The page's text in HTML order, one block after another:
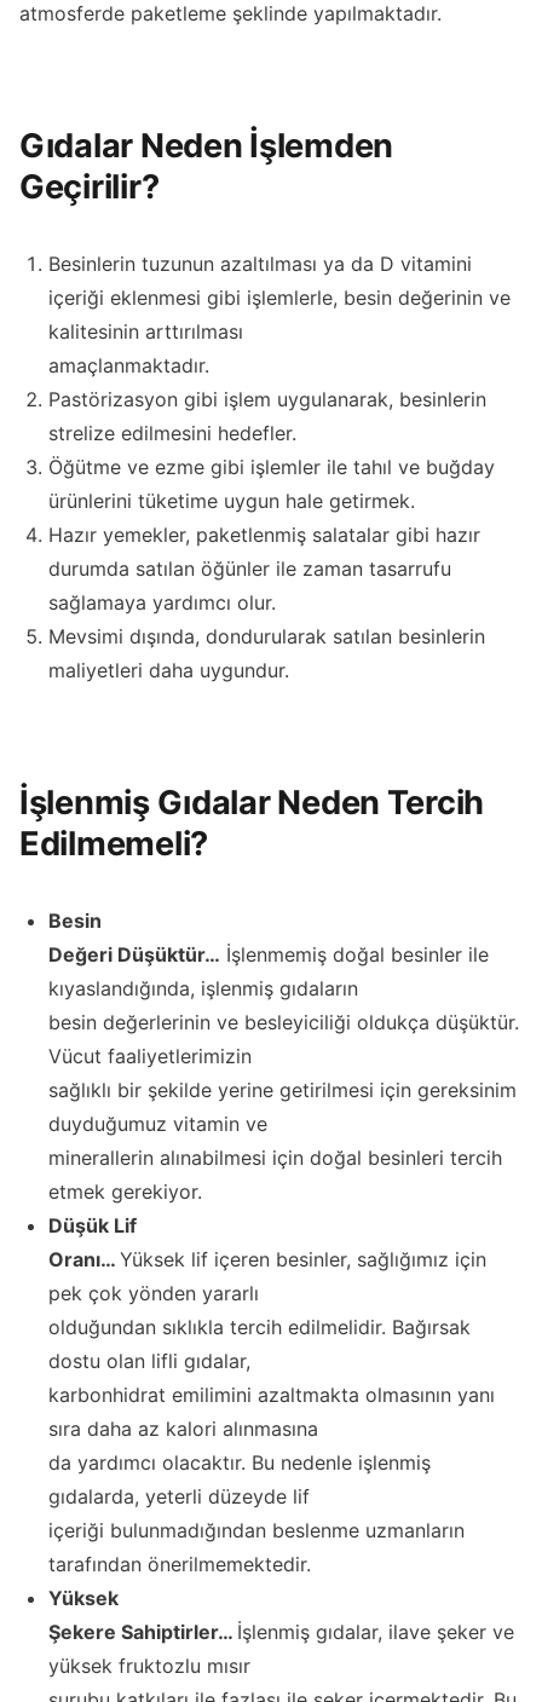
atmosferde paketleme şeklinde yapılmaktadır.
Gıdalar Neden İşlemden
Geçirilir?
Besinlerin tuzunun azaltılması ya da D vitamini
içeriği eklenmesi gibi işlemlerle, besin değerinin ve
kalitesinin arttırılması
amaçlanmaktadır.
Pastörizasyon gibi işlem uygulanarak, besinlerin
strelize edilmesini hedefler.
Öğütme ve ezme gibi işlemler ile tahıl ve buğday
ürünlerini tüketime uygun hale getirmek.
Hazır yemekler, paketlenmiş salatalar gibi hazır
durumda satılan öğünler ile zaman tasarrufu
sağlamaya yardımcı olur.
Mevsimi dışında, dondurularak satılan besinlerin
maliyetleri daha uygundur.
İşlenmiş Gıdalar Neden Tercih
Edilmemeli?
Besin
Değeri Düşüktür… İşlenmemiş doğal besinler ile
kıyaslandığında, işlenmiş gıdaların
besin değerlerinin ve besleyiciliği oldukça düşüktür.
Vücut faaliyetlerimizin
sağlıklı bir şekilde yerine getirilmesi için gereksinim
duyduğumuz vitamin ve
minerallerin alınabilmesi için doğal besinleri tercih
etmek gerekiyor.
Düşük Lif
Oranı… Yüksek lif içeren besinler, sağlığımız için
pek çok yönden yararlı
olduğundan sıklıkla tercih edilmelidir. Bağırsak
dostu olan lifli gıdalar,
karbonhidrat emilimini azaltmakta olmasının yanı
sıra daha az kalori alınmasına
da yardımcı olacaktır. Bu nedenle işlenmiş
gıdalarda, yeterli düzeyde lif
içeriği bulunmadığından beslenme uzmanların
tarafından önerilmemektedir.
Yüksek
Şekere Sahiptirler… İşlenmiş gıdalar, ilave şeker ve
yüksek fruktozlu mısır